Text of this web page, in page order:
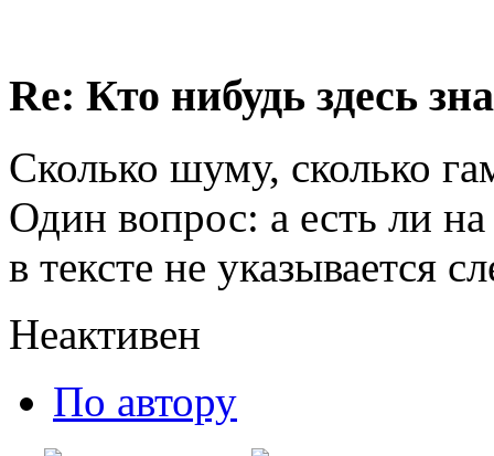
Re: Кто нибудь здесь
Сколько шуму, сколько
Один вопрос: а есть ли
в тексте не указывается
Неактивен
По автору